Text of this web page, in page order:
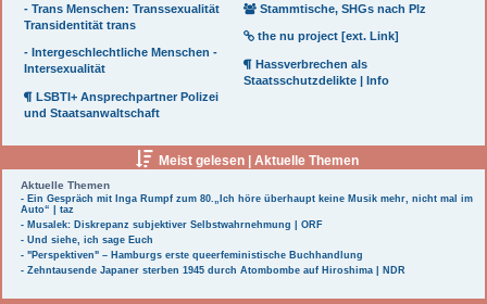
- Trans Menschen: Transsexualität
Transidentität trans
- Intergeschlechtliche Menschen -
Intersexualität
LSBTI+ Ansprechpartner Polizei
und Staatsanwaltschaft
Stammtische, SHGs nach Plz
the nu project [ext. Link]
Hassverbrechen als
Staatsschutzdelikte | Info
Meist gelesen | Aktuelle Themen
Aktuelle Themen
- Ein Gespräch mit Inga Rumpf zum 80.„Ich höre überhaupt keine Musik mehr, nicht mal im
Auto“ | taz
- Musalek: Diskrepanz subjektiver Selbstwahrnehmung | ORF
- Und siehe, ich sage Euch
- "Perspektiven" – Hamburgs erste queerfeministische Buchhandlung
- Zehntausende Japaner sterben 1945 durch Atombombe auf Hiroshima | NDR